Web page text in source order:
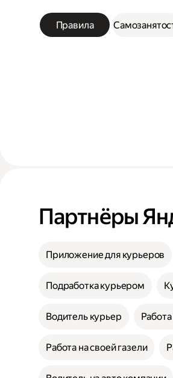
Правила
Партнёры
Приложение для курьеров
Подработка курьером
Водитель курьер
Работа на своей газели